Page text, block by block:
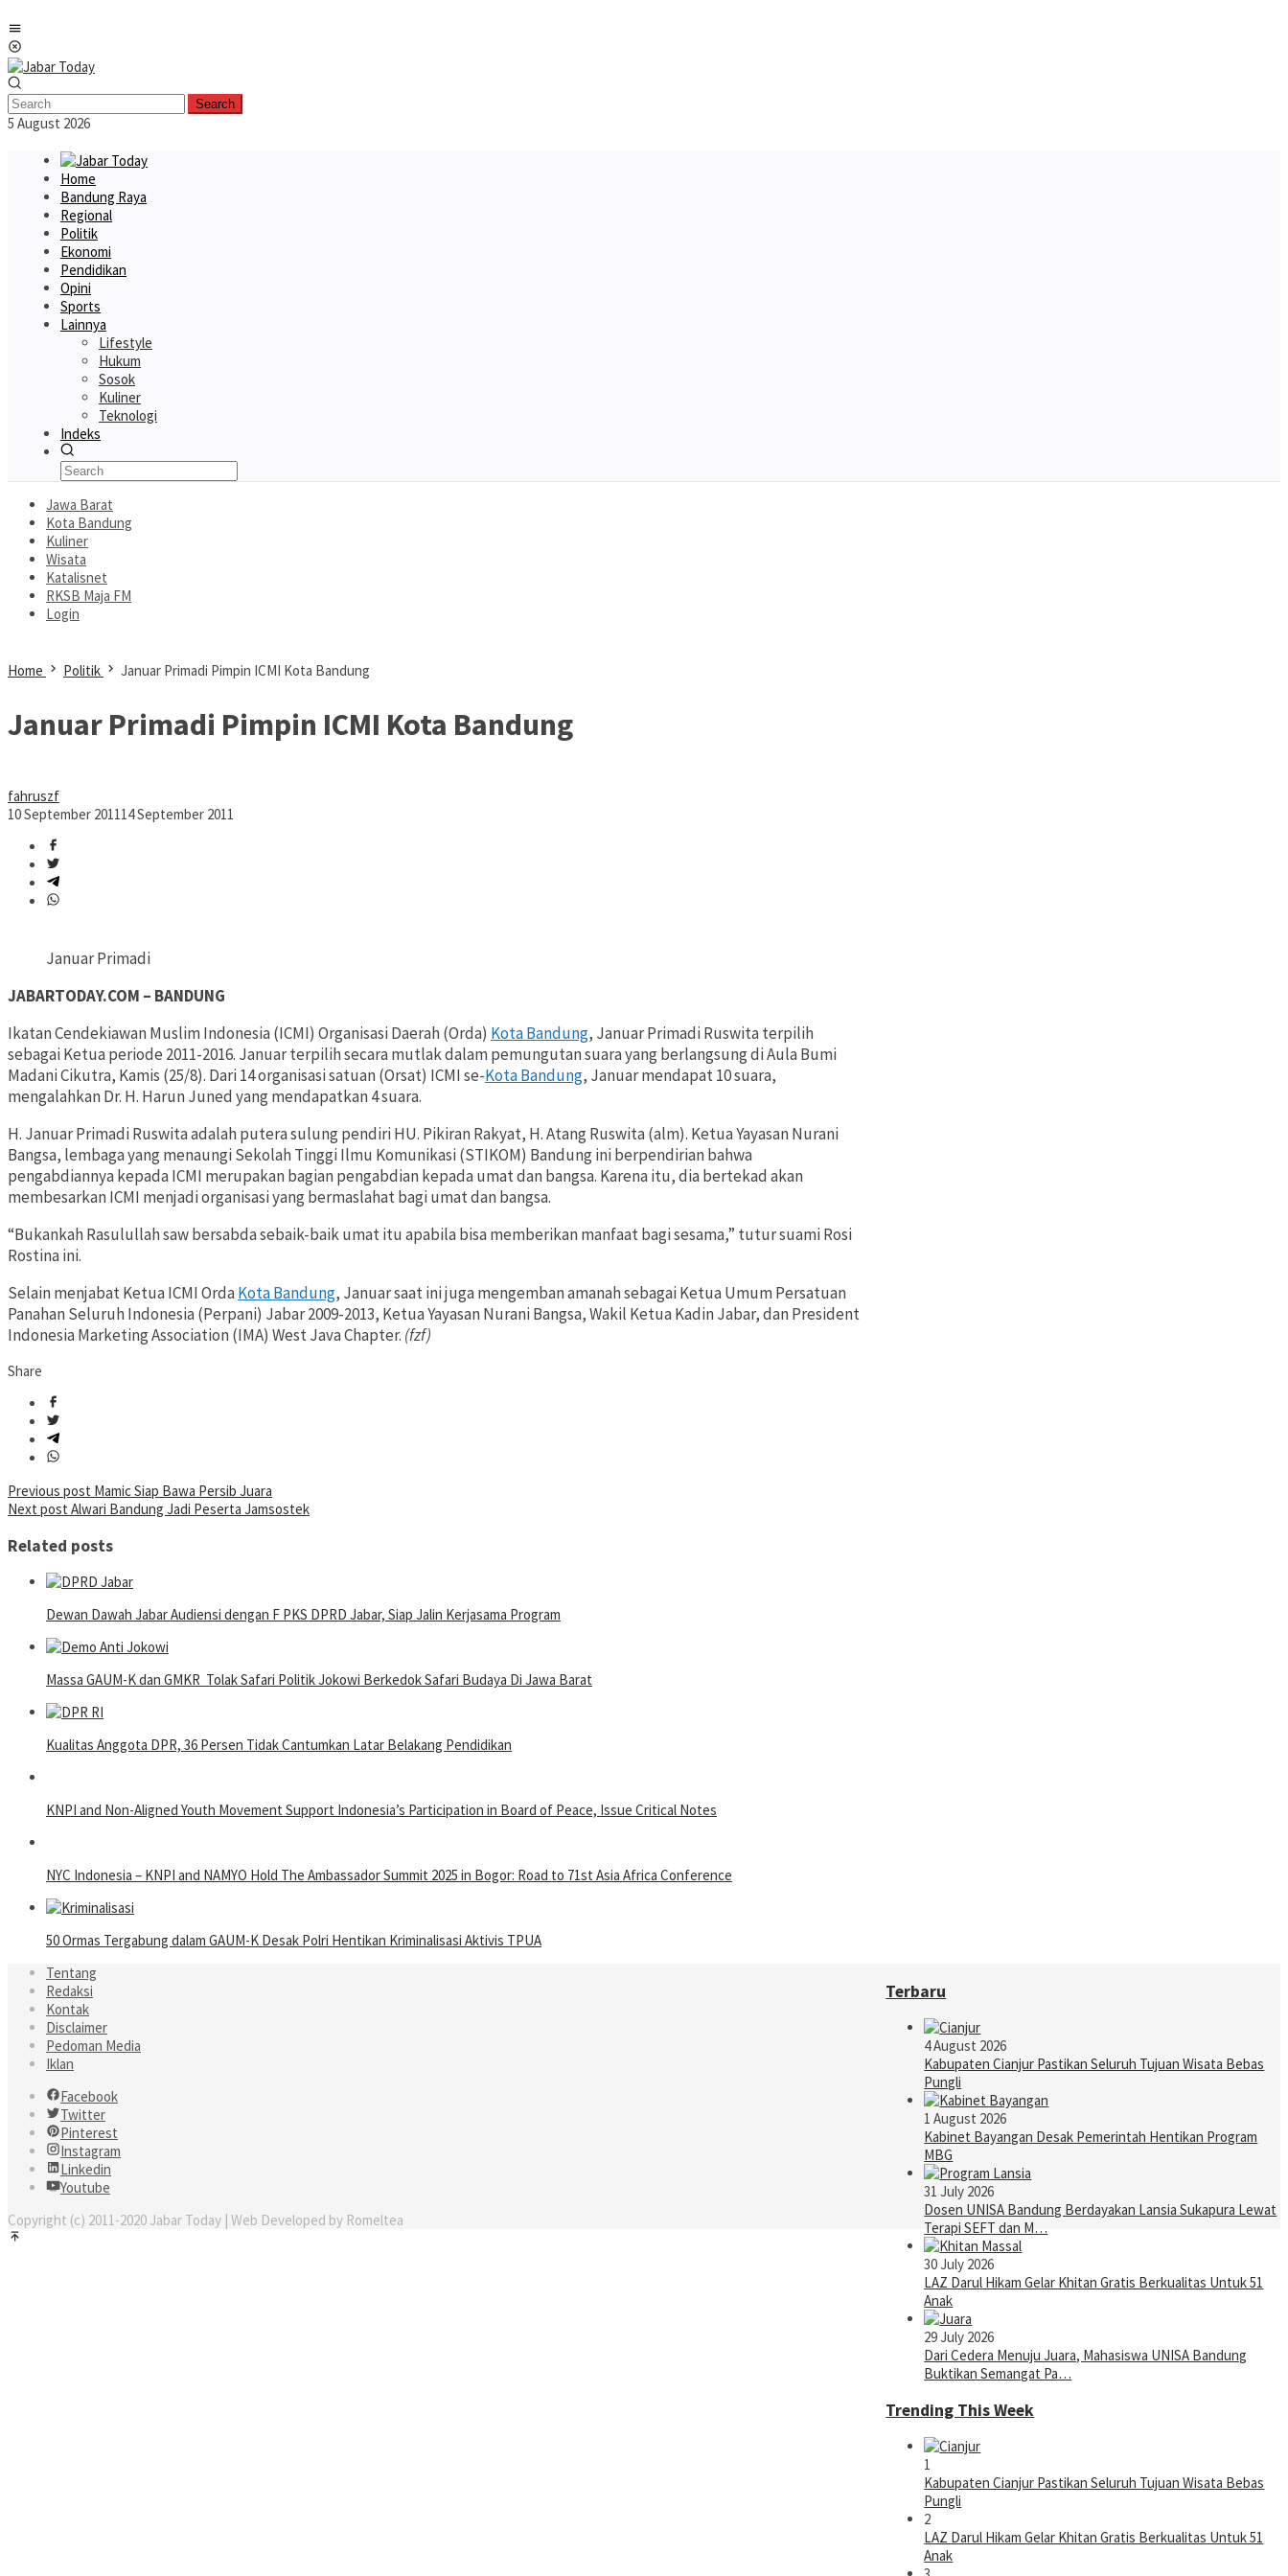
to
content
Search
5 August 2026
Home
Bandung Raya
Regional
Politik
Ekonomi
Pendidikan
Opini
Sports
Lainnya
Lifestyle
Hukum
Sosok
Kuliner
Teknologi
Indeks
Jawa Barat
Kota Bandung
Kuliner
Wisata
Katalisnet
RKSB Maja FM
Login
Home Politik Januar Primadi Pimpin ICMI Kota Bandung
Januar Primadi Pimpin ICMI Kota Bandung
fahruszf
10 September 201114 September 2011
Januar Primadi
JABARTODAY.COM – BANDUNG
Ikatan Cendekiawan Muslim Indonesia (ICMI) Organisasi Daerah (Orda) Kota Bandung, Januar Primadi Ruswita terpilih
sebagai Ketua periode 2011-2016. Januar terpilih secara mutlak dalam pemungutan suara yang berlangsung di Aula Bumi
Madani Cikutra, Kamis (25/8). Dari 14 organisasi satuan (Orsat) ICMI se-Kota Bandung, Januar mendapat 10 suara,
mengalahkan Dr. H. Harun Juned yang mendapatkan 4 suara.
H. Januar Primadi Ruswita adalah putera sulung pendiri HU. Pikiran Rakyat, H. Atang Ruswita (alm). Ketua Yayasan Nurani
Bangsa, lembaga yang menaungi Sekolah Tinggi Ilmu Komunikasi (STIKOM) Bandung ini berpendirian bahwa
pengabdiannya kepada ICMI merupakan bagian pengabdian kepada umat dan bangsa. Karena itu, dia bertekad akan
membesarkan ICMI menjadi organisasi yang bermaslahat bagi umat dan bangsa.
“Bukankah Rasulullah saw bersabda sebaik-baik umat itu apabila bisa memberikan manfaat bagi sesama,” tutur suami Rosi
Rostina ini.
Selain menjabat Ketua ICMI OrdaKota Bandung, Januar saat ini juga mengemban amanah sebagai Ketua Umum Persatuan
Panahan Seluruh Indonesia (Perpani) Jabar 2009-2013, Ketua Yayasan Nurani Bangsa, Wakil Ketua Kadin Jabar, dan President
Indonesia Marketing Association (IMA) West Java Chapter. (fzf)
Share
Post
navigation
Previous post Mamic Siap Bawa Persib Juara
Next post Alwari Bandung Jadi Peserta Jamsostek
Related posts
Dewan Dawah Jabar Audiensi dengan F PKS DPRD Jabar, Siap Jalin Kerjasama Program
Massa GAUM-K dan GMKR Tolak Safari Politik Jokowi Berkedok Safari Budaya Di Jawa Barat
Kualitas Anggota DPR, 36 Persen Tidak Cantumkan Latar Belakang Pendidikan
KNPI and Non-Aligned Youth Movement Support Indonesia’s Participation in Board of Peace, Issue Critical Notes
NYC Indonesia – KNPI and NAMYO Hold The Ambassador Summit 2025 in Bogor: Road to 71st Asia Africa Conference
50 Ormas Tergabung dalam GAUM-K Desak Polri Hentikan Kriminalisasi Aktivis TPUA
Terbaru
4 August 2026
Kabupaten Cianjur Pastikan Seluruh Tujuan Wisata Bebas
Pungli
1 August 2026
Kabinet Bayangan Desak Pemerintah Hentikan Program
MBG
31 July 2026
Dosen UNISA Bandung Berdayakan Lansia Sukapura Lewat
Terapi SEFT dan M…
30 July 2026
LAZ Darul Hikam Gelar Khitan Gratis Berkualitas Untuk 51
Anak
29 July 2026
Dari Cedera Menuju Juara, Mahasiswa UNISA Bandung
Buktikan Semangat Pa…
Trending This Week
1
Kabupaten Cianjur Pastikan Seluruh Tujuan Wisata Bebas
Pungli
2
LAZ Darul Hikam Gelar Khitan Gratis Berkualitas Untuk 51
Anak
Tentang
Redaksi
Kontak
Disclaimer
Pedoman Media
Iklan
Facebook
Twitter
Pinterest
Instagram
Linkedin
Youtube
Copyright (c) 2011-2020 Jabar Today | Web Developed by Romeltea